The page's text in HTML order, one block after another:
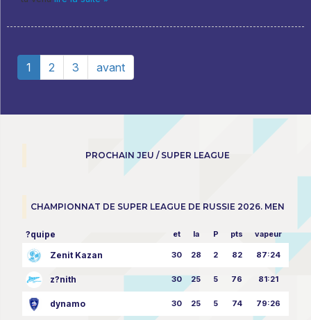
1 2 3 avant
PROCHAIN JEU / SUPER LEAGUE
CHAMPIONNAT DE SUPER LEAGUE DE RUSSIE 2026. MEN
?quipe et la P pts vapeur
Zenit Kazan 30 28 2 82 87:24
z?nith 30 25 5 76 81:21
dynamo 30 25 5 74 79:26